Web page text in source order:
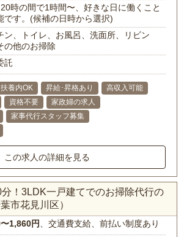
時の間で1時間〜、好きな日に働くこと
です。(候補の日時から選択)
ン、トイレ、お風呂、洗面所、リビン
の他のお掃除
託
扶養内OK 昇給･昇格あり
高収入可能
資格不要
家政婦の求人
家事代行スタッフ募集
この求人の詳細を見る
！3LDK一戸建てでのお掃除代行の
市花見川区）
1,860円 、交通費支給、前払い制度あり